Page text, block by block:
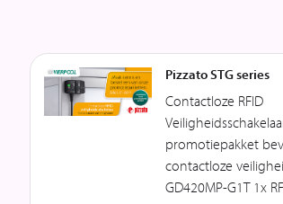
Pizzato STG series
Contactloze RFID
promotiepakket
contactloze
GD420MP-G1T 1x